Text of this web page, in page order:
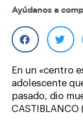
Ayúdanos a
En un «centro
adolescente
pasado, dio
CASTIBLANCO